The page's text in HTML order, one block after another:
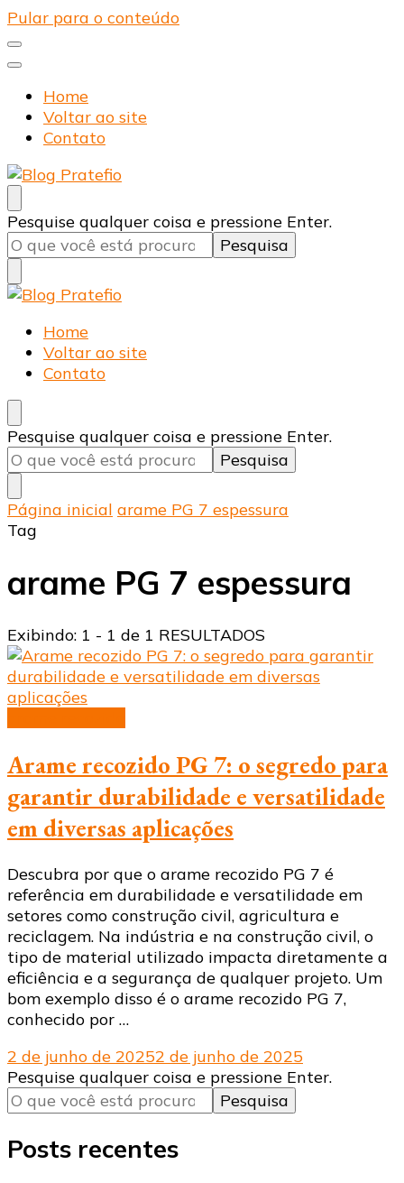
Pular para o conteúdo
Home
Voltar ao site
Contato
Blog Pratefio
Arames e Telas de Qualidade
Procurando
algo?
Pesquise qualquer coisa e pressione Enter.
Blog Pratefio
Arames e Telas de Qualidade
Home
Voltar ao site
Contato
Procurando
algo?
Pesquise qualquer coisa e pressione Enter.
Página inicial arame PG 7 espessura
Tag
arame PG 7 espessura
Exibindo: 1 - 1 de 1 RESULTADOS
Arame recozido PG 7: o segredo para
garantir durabilidade e versatilidade
em diversas aplicações
Descubra por que o arame recozido PG 7 é
referência em durabilidade e versatilidade em
setores como construção civil, agricultura e
reciclagem. Na indústria e na construção civil, o
tipo de material utilizado impacta diretamente a
eficiência e a segurança de qualquer projeto. Um
bom exemplo disso é o arame recozido PG 7,
conhecido por …
2 de junho de 20252 de junho de 2025
Procurando
algo?
Pesquise qualquer coisa e pressione Enter.
Posts recentes